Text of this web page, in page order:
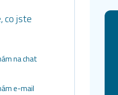
co jste
na chat
e-mail